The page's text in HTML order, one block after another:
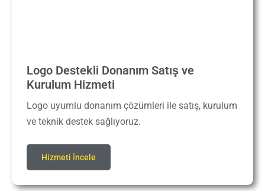
Logo Destekli Donanım Satış ve
Kurulum Hizmeti
Logo uyumlu donanım çözümleri ile satış, kurulum
ve teknik destek sağlıyoruz.
Hizmeti İncele